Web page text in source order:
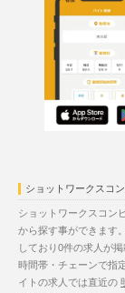
ショットワークスコ
ショットワークスコン
から探す事ができます
しており0件の求人が
時間帯・チェーンで指
イトの求人では直近の